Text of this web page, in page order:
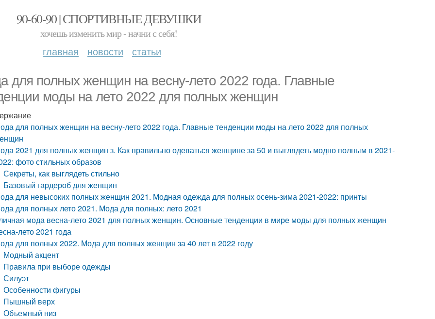
90-60-90 | СПОРТИВНЫЕ ДЕВУШКИ
хочешь изменить мир - начни с себя!
главная новости статьи
для полных женщин на весну-лето 2022 года. Главные
моды на лето 2022 для полных женщин
для полных женщин на весну-лето 2022 года. Главные тенденции моды на лето 2022 для полных
2021 для полных женщин з. Как правильно одеваться женщине за 50 и выглядеть модно полным в 2021-
фото стильных образов
Секреты, как выглядеть стильно
Базовый гардероб для женщин
для невысоких полных женщин 2021. Модная одежда для полных осень-зима 2021-2022: принты
для полных лето 2021. Мода для полных: лето 2021
мода весна-лето 2021 для полных женщин. Основные тенденции в мире моды для полных женщин
лето 2021 года
для полных 2022. Мода для полных женщин за 40 лет в 2022 году
Модный акцент
Правила при выборе одежды
Силуэт
Особенности фигуры
Пышный верх
Объемный низ